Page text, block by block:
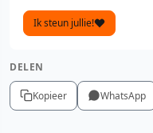
Ik steun jullie!
DELEN
Kopieer WhatsApp